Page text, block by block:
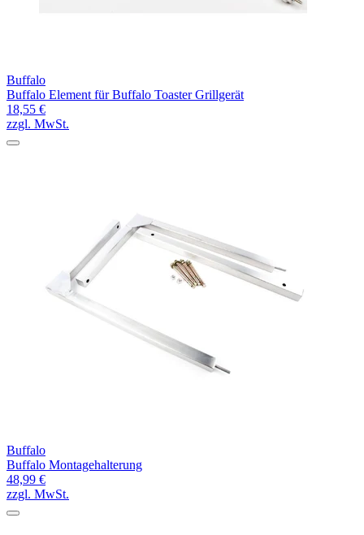
Buffalo
Buffalo Element für Buffalo Toaster Grillgerät
18,55 €
zzgl. MwSt.
Buffalo
Buffalo Montagehalterung
48,99 €
zzgl. MwSt.